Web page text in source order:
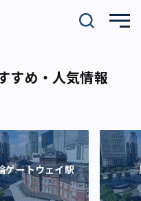
すめ・人気情報
ゲートウェイ駅